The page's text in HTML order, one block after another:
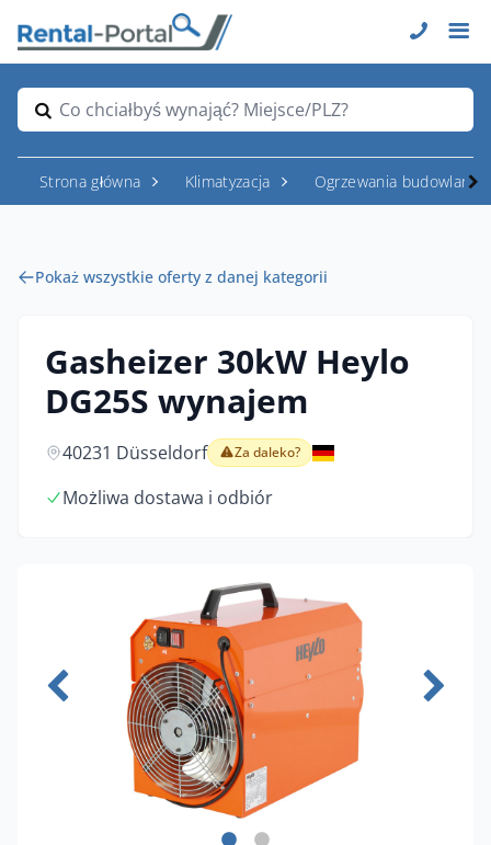
Co chciałbyś wynająć? Miejsce/PLZ?
Strona główna Klimatyzacja Ogrzewania budowlane
Pokaż wszystkie oferty z danej kategorii
Gasheizer 30kW Heylo
DG25S wynajem
40231 Düsseldorf Za daleko?
Możliwa dostawa i odbiór